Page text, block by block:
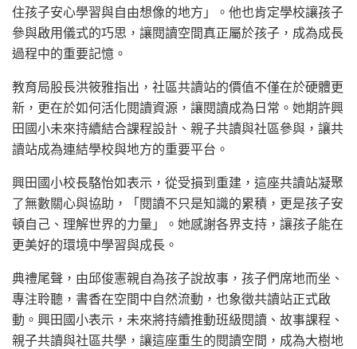
住孩子安心學習與自由想像的地方」。他也肯定學校讓孩子
參與啟用儀式的巧思，讓閱讀空間真正屬於孩子，成為成長
過程中的重要記憶。
教育局股長洪筱雅指出，社區共讀站的價值不僅在於硬體更
新，更在於如何活化閱讀資源，讓閱讀成為日常。她期許興
田國小未來持續結合課程設計、親子共讀與社區參與，讓共
讀站成為連結學校與地方的重要平台。
興田國小校長駱怡如表示，從受損到重建，這座共讀站凝聚
了無數關心與協助，「閱讀不只是知識的累積，更是孩子安
頓自己、理解世界的力量」。她感謝各界支持，讓孩子能在
更美好的環境中學習與成長。
典禮尾聲，由邱俊憲親自為孩子說故事，孩子們席地而坐、
專注聆聽，書香在空間中自然流動，也象徵共讀站正式啟
動。興田國小表示，未來將持續推動班級閱讀、故事課程、
親子共讀與社區共學，讓這座重生的閱讀空間，成為大樹地